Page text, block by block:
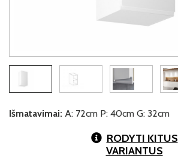
Išmatavimai: A: 72cm P: 40cm G: 32cm
RODYTI KITUS
VARIANTUS